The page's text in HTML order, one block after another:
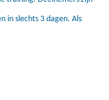
in slechts 3 dagen. Als